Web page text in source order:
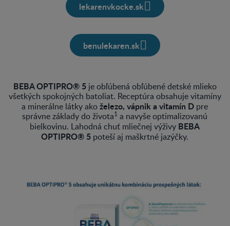
lekarenvkocke.sk
benulekaren.sk
BEBA OPTIPRO® 5je obľúbená obľúbené detské mlieko
všetkých spokojných batoliat. Receptúra obsahuje vitamíny
a minerálne látky akoželezo, vápnik a vitamín D pre
správne základy do života1 a navyše optimalizovanú
bielkovinu. Lahodná chuť mliečnej výživy BEBA
OPTIPRO® 5 poteší aj maškrtné jazýčky.